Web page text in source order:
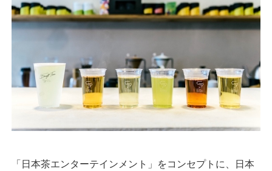
「日本茶エンターテインメント」をコンセプトに、日本